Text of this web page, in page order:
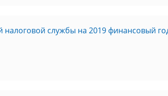
службы на 2019 финансовый